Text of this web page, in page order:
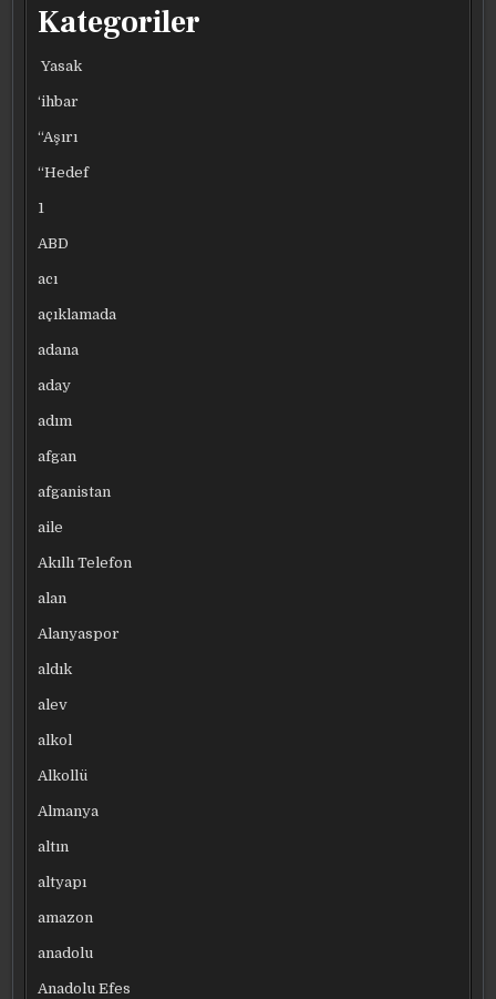
Kategoriler
Yasak
‘ihbar
“Aşırı
“Hedef
1
ABD
acı
açıklamada
adana
aday
adım
afgan
afganistan
aile
Akıllı Telefon
alan
Alanyaspor
aldık
alev
alkol
Alkollü
Almanya
altın
altyapı
amazon
anadolu
Anadolu Efes